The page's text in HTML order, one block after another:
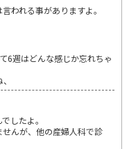
われる事がありますよ。
6週はどんな感じか忘れちゃ
したよ。
んが、他の産婦人科で診